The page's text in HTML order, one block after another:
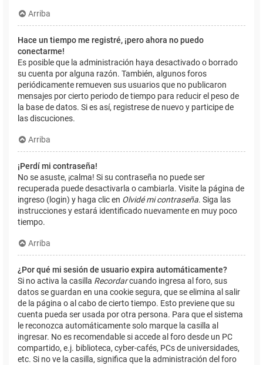
Arriba
Hace un tiempo me registré, ¡pero ahora no puedo
conectarme!
Es posible que la administración haya desactivado o borrado
su cuenta por alguna razón. También, algunos foros
periódicamente remueven sus usuarios que no publicaron
mensajes por cierto periodo de tiempo para reducir el peso de
la base de datos. Si es así, registrese de nuevo y participe de
las discuciones.
Arriba
¡Perdí mi contraseña!
No se asuste, ¡calma! Si su contraseña no puede ser
recuperada puede desactivarla o cambiarla. Visite la página de
ingreso (login) y haga clic en Olvidé mi contraseña. Siga las
instrucciones y estará identificado nuevamente en muy poco
tiempo.
Arriba
¿Por qué mi sesión de usuario expira automáticamente?
Si no activa la casilla Recordarcuando ingresa al foro, sus
datos se guardan en una cookie segura, que se elimina al salir
de la página o al cabo de cierto tiempo. Esto previene que su
cuenta pueda ser usada por otra persona. Para que el sistema
le reconozca automáticamente solo marque la casilla al
ingresar. No es recomendable si accede al foro desde un PC
compartido, e.j. biblioteca, cyber-cafés, PCs de universidades,
etc. Si no ve la casilla, significa que la administración del foro